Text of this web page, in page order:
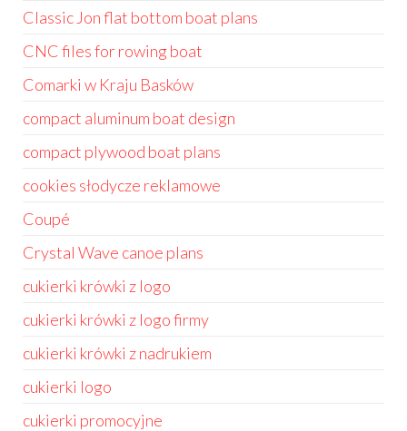
Classic Jon flat bottom boat plans
CNC files for rowing boat
Comarki w Kraju Basków
compact aluminum boat design
compact plywood boat plans
cookies słodycze reklamowe
Coupé
Crystal Wave canoe plans
cukierki krówki z logo
cukierki krówki z logo firmy
cukierki krówki z nadrukiem
cukierki logo
cukierki promocyjne